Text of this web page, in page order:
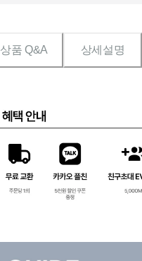
상품 Q&A 상세설명